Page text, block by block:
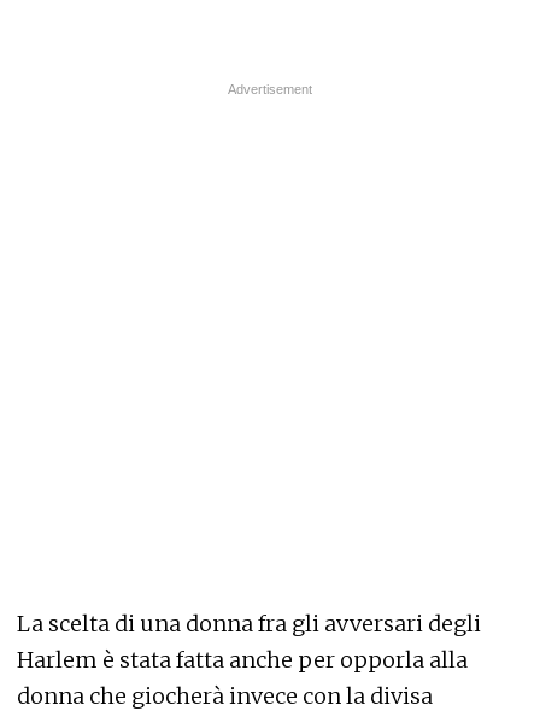
La scelta di una donna fra gli avversari degli
Harlem è stata fatta anche per opporla alla
donna che giocherà invece con la divisa